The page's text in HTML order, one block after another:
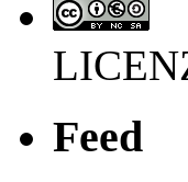
Feed